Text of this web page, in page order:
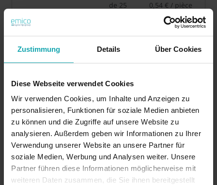
Zustimmung Details Über Cookies
Diese Webseite verwendet Cookies
Wir verwenden Cookies, um Inhalte und Anzeigen zu
personalisieren, Funktionen für soziale Medien anbieten
zu können und die Zugriffe auf unsere Website zu
analysieren. Außerdem geben wir Informationen zu Ihrer
Verwendung unserer Website an unsere Partner für
soziale Medien, Werbung und Analysen weiter. Unsere
Partner führen diese Informationen möglicherweise mit
weiteren Daten zusammen, die Sie ihnen bereitgestellt
de 25
0,54 € / pièce
0,36 € / pièce
0,28 € / pièce
de 1000
0,24 € / pièce
Quantité minimum de commande: 1
Ajouter au panier
Données de base
Spécification technique